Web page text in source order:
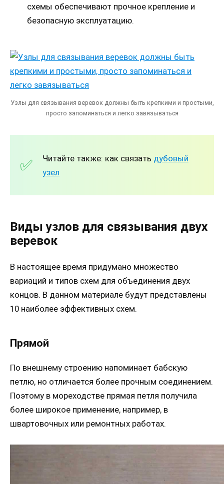
схемы обеспечивают прочное крепление и
безопасную эксплуатацию.
Узлы для связывания веревок должны быть крепкими и простыми,
просто запоминаться и легко завязываться
Читайте также: как связать дубовый
узел
Виды узлов для связывания двух
веревок
В настоящее время придумано множество
вариаций и типов схем для объединения двух
концов. В данном материале будут представлены
10 наиболее эффективных схем.
Прямой
По внешнему строению напоминает бабскую
петлю, но отличается более прочным соединением.
Поэтому в мореходстве прямая петля получила
более широкое применение, например, в
швартовочных или ремонтных работах.